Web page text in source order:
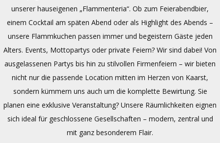
unserer hauseigenen „Flammenteria“. Ob zum Feierabendbier,
einem Cocktail am späten Abend oder als Highlight des Abends –
unsere Flammkuchen passen immer und begeistern Gäste jeden
Alters. Events, Mottopartys oder private Feiern? Wir sind dabei! Von
ausgelassenen Partys bis hin zu stilvollen Firmenfeiern – wir bieten
nicht nur die passende Location mitten im Herzen von Kaarst,
sondern kümmern uns auch um die komplette Bewirtung. Sie
planen eine exklusive Veranstaltung? Unsere Räumlichkeiten eignen
sich ideal für geschlossene Gesellschaften – modern, zentral und
mit ganz besonderem Flair.